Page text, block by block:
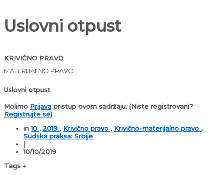
Uslovni otpust
KRIVIČNO PRAVO
MATERIJALNO PRAVO
Uslovni otpust
Molimo Prijava pristup ovom sadržaju. (Niste registrovani?
Registrujte se)
in10 , 2019 , Krivično pravo , Krivično-materijalno pravo ,
Sudska praksa: Srbije
|
10/10/2019
Tags ↓